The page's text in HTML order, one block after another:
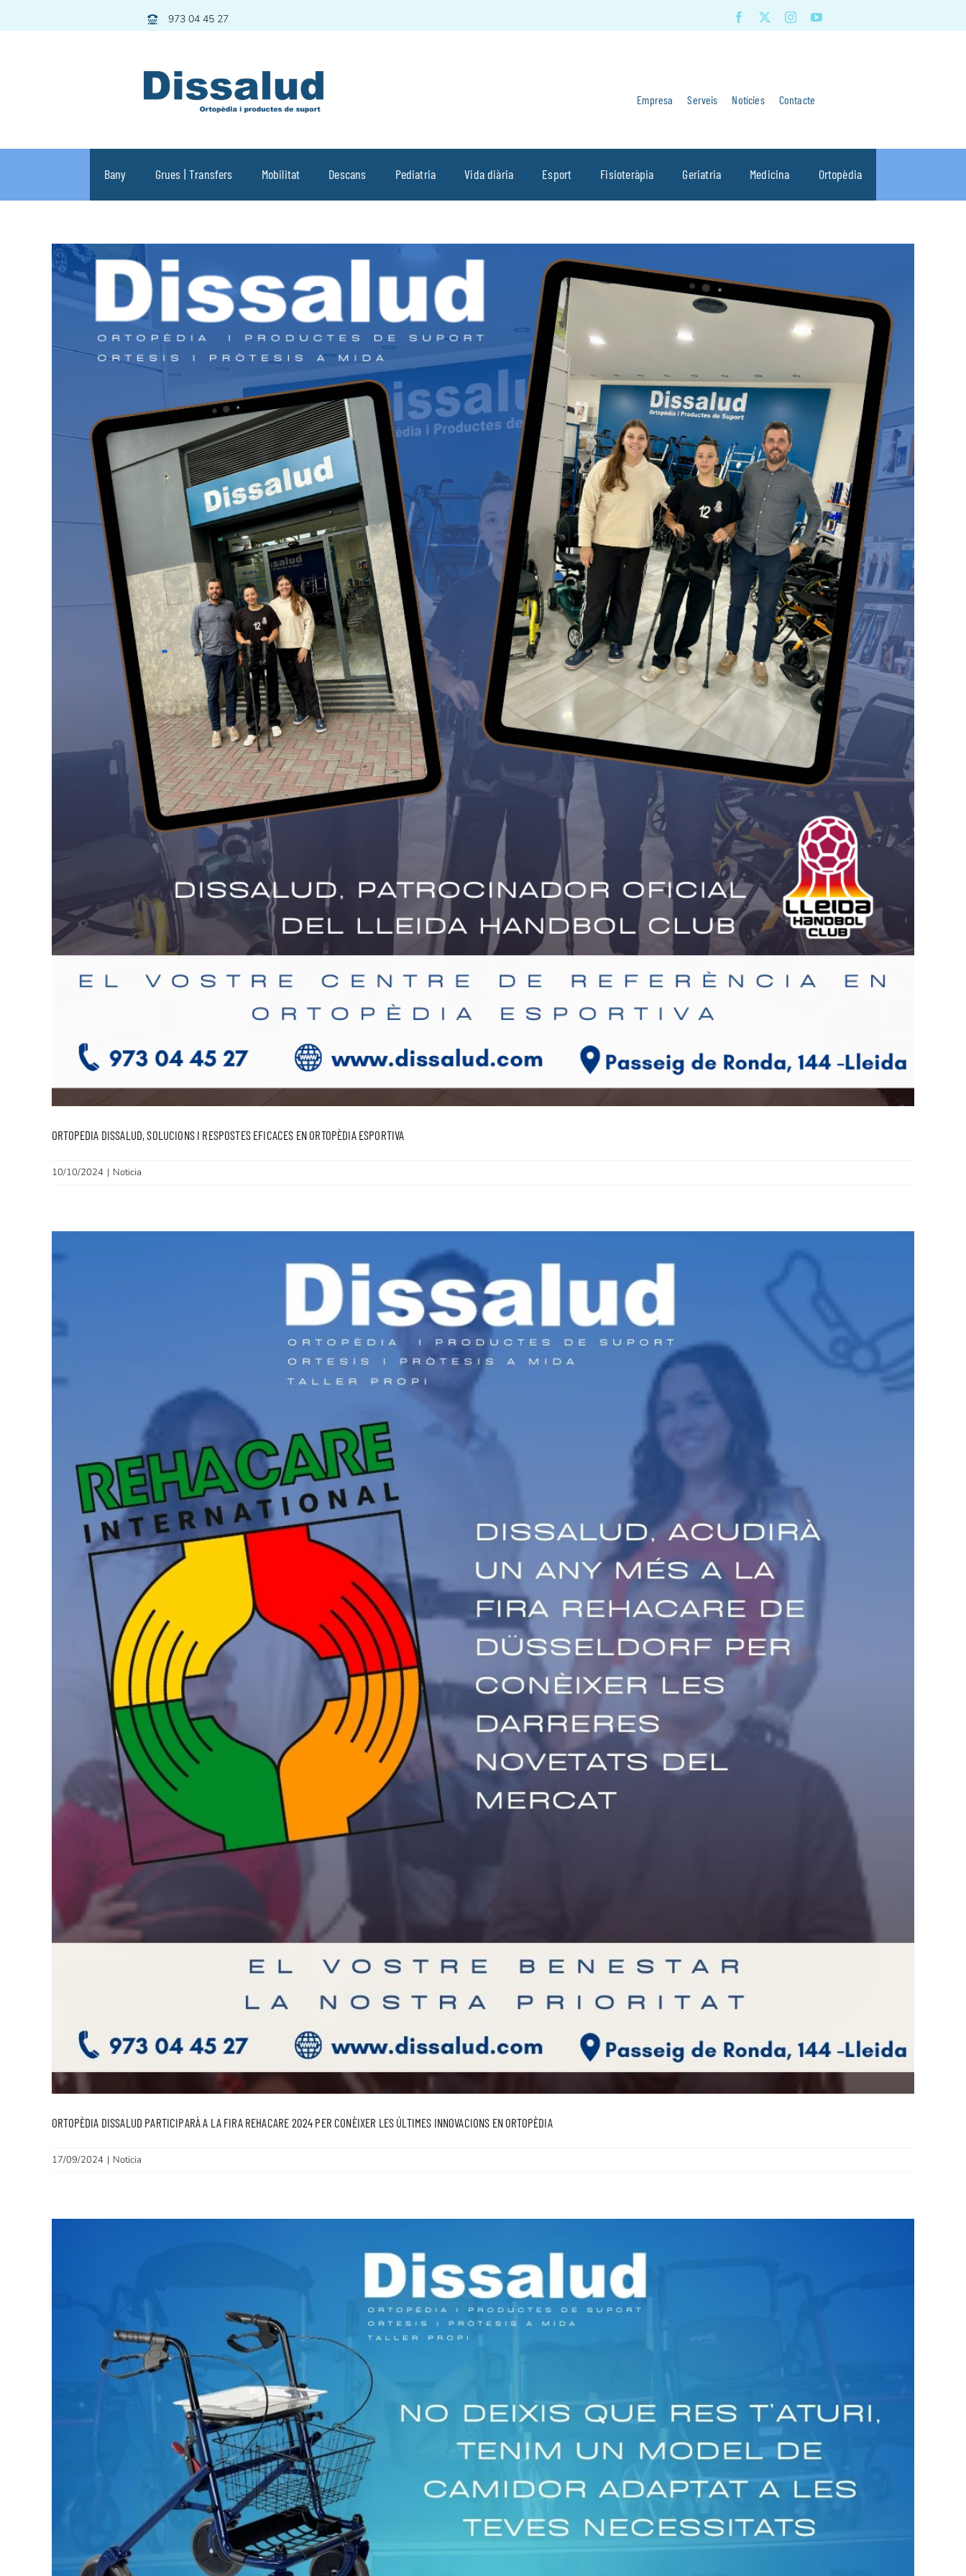
to
973 04 45 27
Empresa Serveis Notícies Contacte
Bany Grues | Transfers Mobilitat Descans Pediatria Vida diària Esport Fisioteràpia Geriatria Medicina Ortopèdia
ORTOPEDIA DISSALUD, SOLUCIONS I RESPOSTES EFICACES EN ORTOPÈDIA ESPORTIVA
10/10/2024 | Noticia
ORTOPÈDIA DISSALUD PARTICIPARÀ A LA FIRA REHACARE 2024 PER CONÈIXER LES ÚLTIMES INNOVACIONS EN ORTOPÈDIA
17/09/2024 | Noticia